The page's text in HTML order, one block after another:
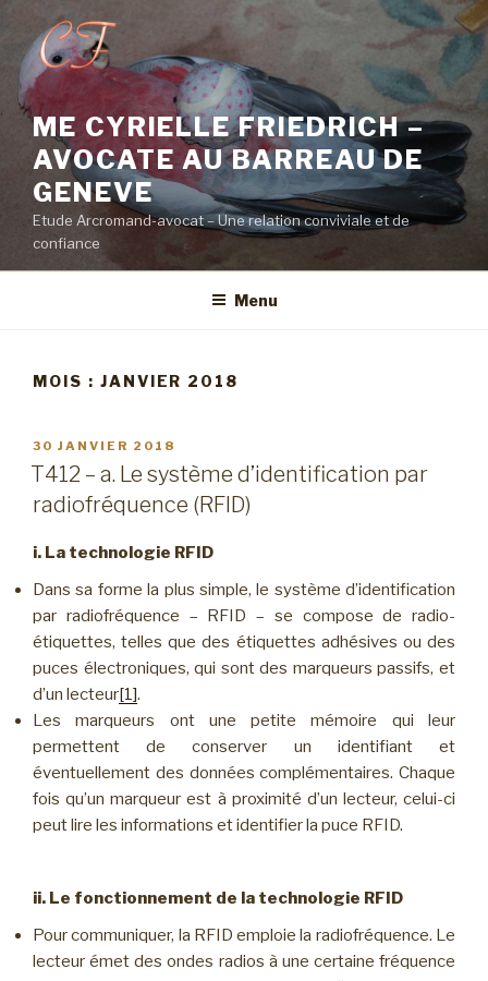
contenu
principal
ME CYRIELLE FRIEDRICH –
AVOCATE AU BARREAU DE
GENEVE
Etude Arcromand-avocat – Une relation conviviale et de
confiance
Menu
MOIS : JANVIER 2018
PUBLIÉ
LE
30 JANVIER 2018
T412 – a. Le système d’identification par
radiofréquence (RFID)
i. La technologie RFID
Dans sa forme la plus simple, le système d’identification
par radiofréquence – RFID – se compose de radio-
étiquettes, telles que des étiquettes adhésives ou des
puces électroniques, qui sont des marqueurs passifs, et
d’un lecteur[1].
Les marqueurs ont une petite mémoire qui leur
permettent de conserver un identifiant et
éventuellement des données complémentaires. Chaque
fois qu’un marqueur est à proximité d’un lecteur, celui-ci
peut lire les informations et identifier la puce RFID.
ii. Le fonctionnement de la technologie RFID
Pour communiquer, la RFID emploie la radiofréquence. Le
lecteur émet des ondes radios à une certaine fréquence